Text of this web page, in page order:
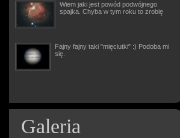
Wiem jaki jest powód podwójnego
spajka. Chyba w tym roku to zrobię
Fajny fajny taki "mięciutki" :) Podoba mi
się.
Galeria